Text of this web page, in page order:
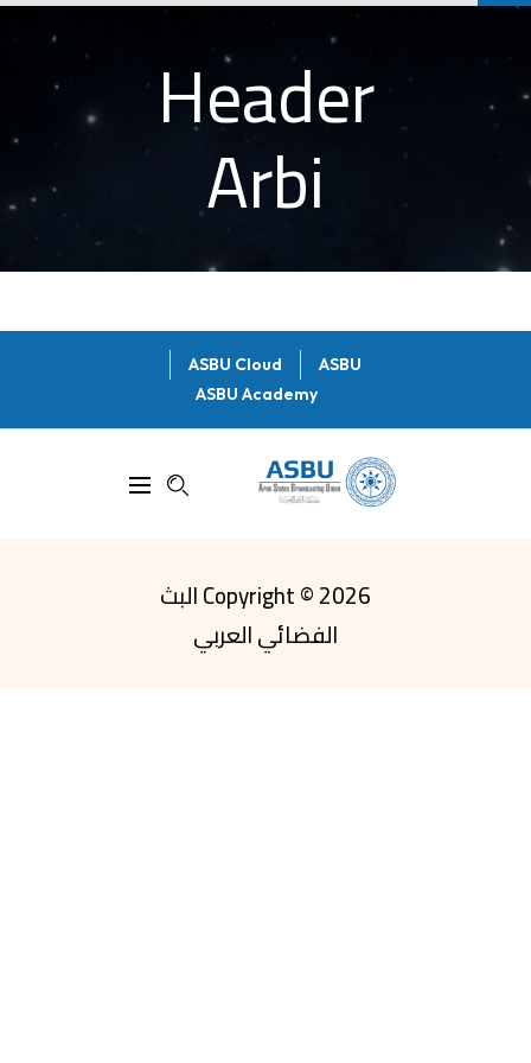
Header
Arbi
ASBU
ASBU Cloud
ASBU Academy
Copyright © 2026 البث
الفضائي العربي